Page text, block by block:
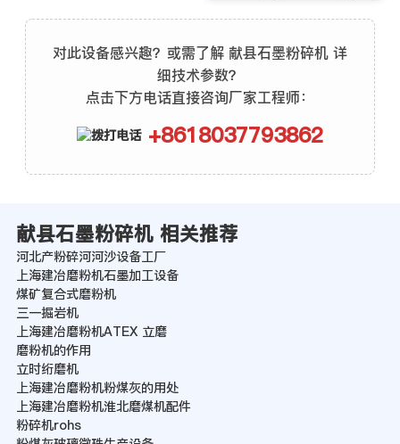
对此设备感兴趣？或需了解 献县石墨粉碎机 详
细技术参数？
点击下方电话直接咨询厂家工程师：
+8618037793862
献县石墨粉碎机 相关推荐
河北产粉碎河河沙设备工厂
上海建冶磨粉机石墨加工设备
煤矿复合式磨粉机
三一掘岩机
上海建冶磨粉机ATEX 立磨
磨粉机的作用
立时绗磨机
上海建冶磨粉机粉煤灰的用处
上海建冶磨粉机淮北磨煤机配件
粉碎机rohs